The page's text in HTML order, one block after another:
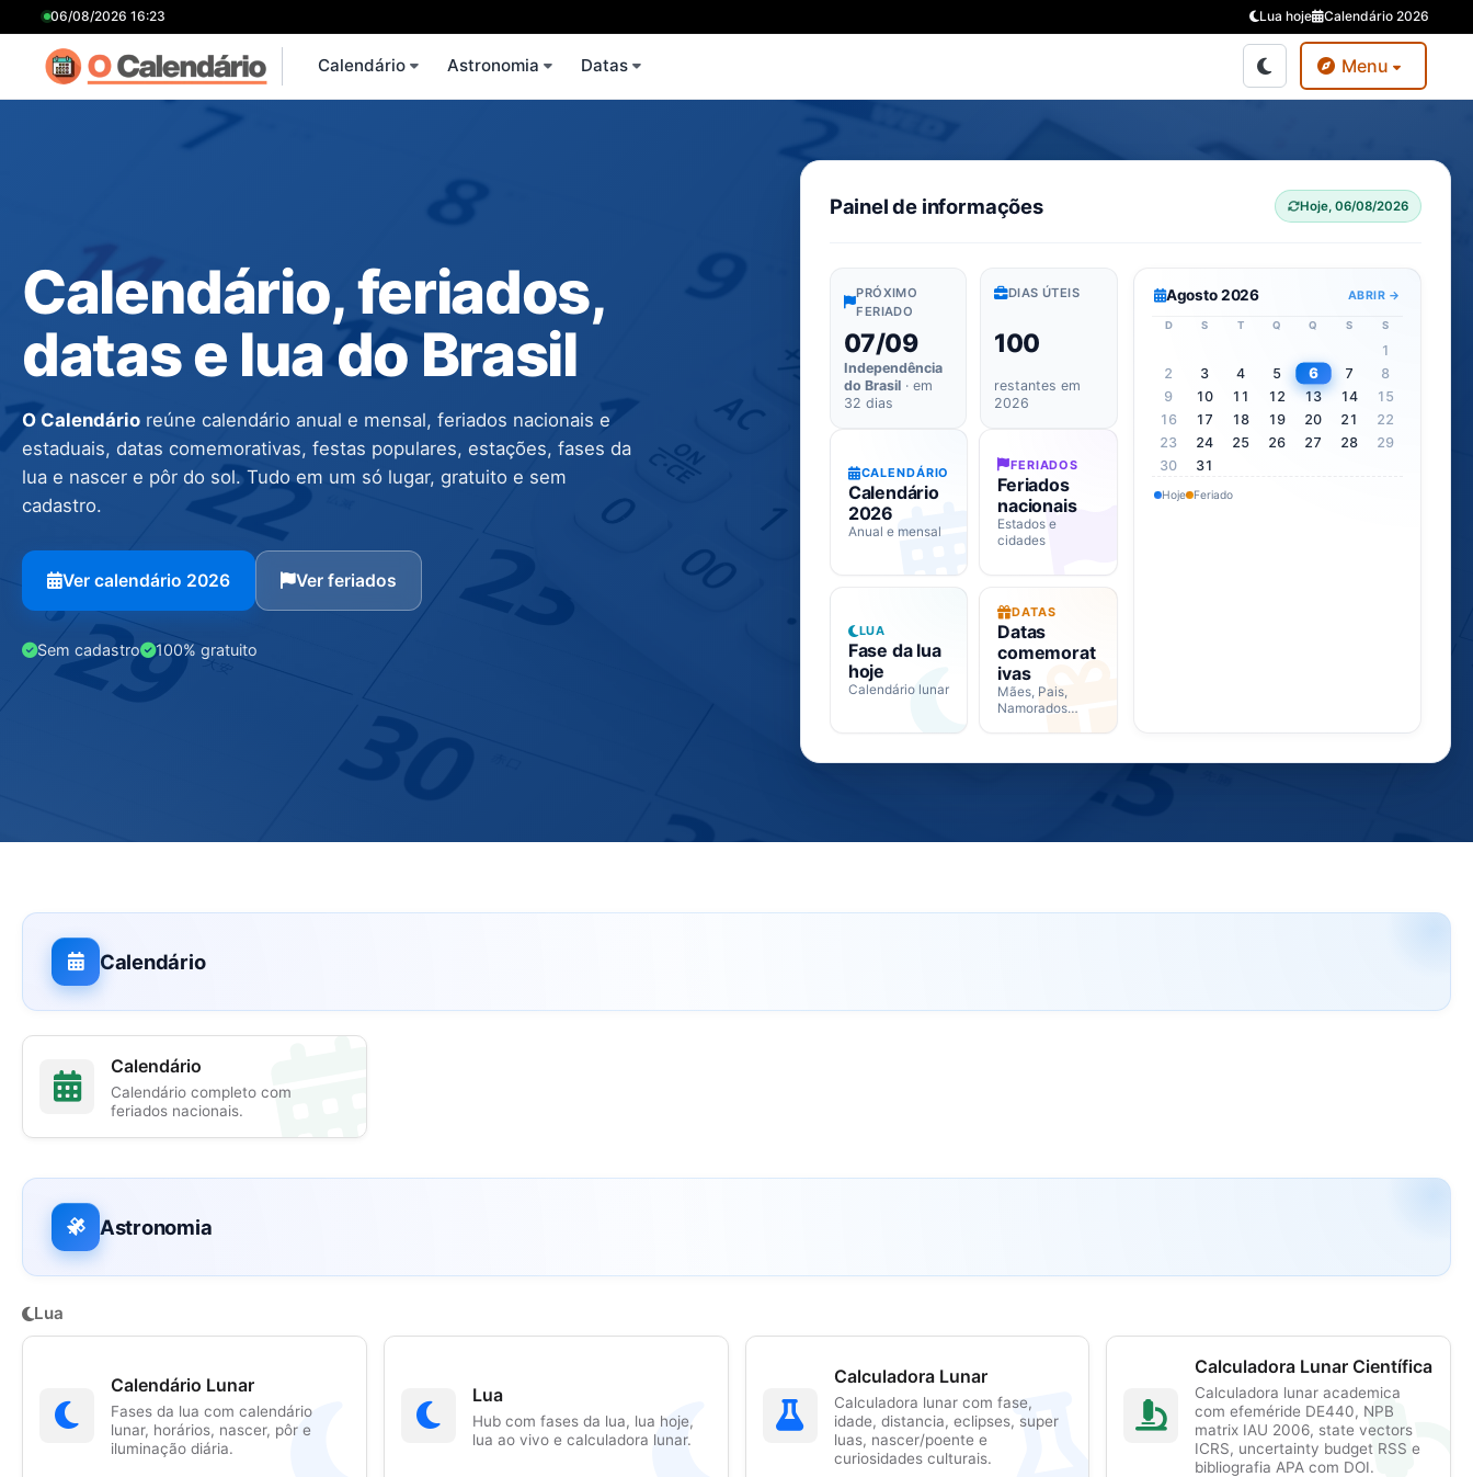
06/08/2026 16:23 Lua hoje Calendário 2026
Calendário Astronomia Datas Menu
Calendário, feriados,
datas e lua do Brasil
O Calendário reúne calendário anual e mensal, feriados nacionais e
estaduais, datas comemorativas, festas populares, estações, fases da
lua e nascer e pôr do sol. Tudo em um só lugar, gratuito e sem
cadastro.
Ver calendário 2026 Ver feriados
Sem cadastro 100% gratuito
Painel de informações Hoje, 06/08/2026
PRÓXIMO
FERIADO
07/09
Independência
do Brasil· em
32 dias
DIAS ÚTEIS
100
restantes em
2026
CALENDÁRIO
Calendário
2026
Anual e mensal
FERIADOS
Feriados
nacionais
Estados e
cidades
LUA
Fase da lua
hoje
Calendário lunar
DATAS
Datas
comemorat
ivas
Mães, Pais,
Namorados…
Agosto 2026 ABRIR →
D S T Q Q S S
1
2
3 4 5 6 7
8
9
10 11 12 13 14
15
16
17 18 19 20 21
22
23
24 25 26 27 28
29
30
31
Hoje Feriado
Calendário
Calendário
Calendário completo com
feriados nacionais.
Astronomia
Lua
Calendário Lunar
Fases da lua com calendário
lunar, horários, nascer, pôr e
iluminação diária.
Lua
Hub com fases da lua, lua hoje,
lua ao vivo e calculadora lunar.
Calculadora Lunar
Calculadora lunar com fase,
idade, distancia, eclipses, super
luas, nascer/poente e
curiosidades culturais.
Calculadora Lunar Científica
Calculadora lunar academica
com efeméride DE440, NPB
matrix IAU 2006, state vectors
ICRS, uncertainty budget RSS e
bibliografia APA com DOI.